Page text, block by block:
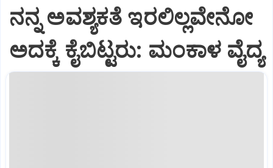
ನನ್ನ ಅವಶ್ಯಕತೆ ಇರಲಿಲ್ಲವೇನೋ
ಅದಕ್ಕೆ ಕೈಬಿಟ್ಟರು: ಮಂಕಾಳ ವೈದ್ಯ